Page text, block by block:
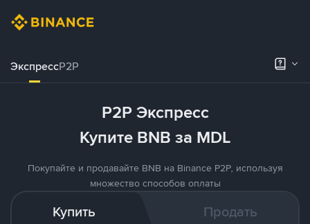
ЭкспрессP2P
P2P Экспресс
Купите BNB за MDL
Покупайте и продавайте BNB на Binance P2P, используя
множество способов оплаты
Купить Продать